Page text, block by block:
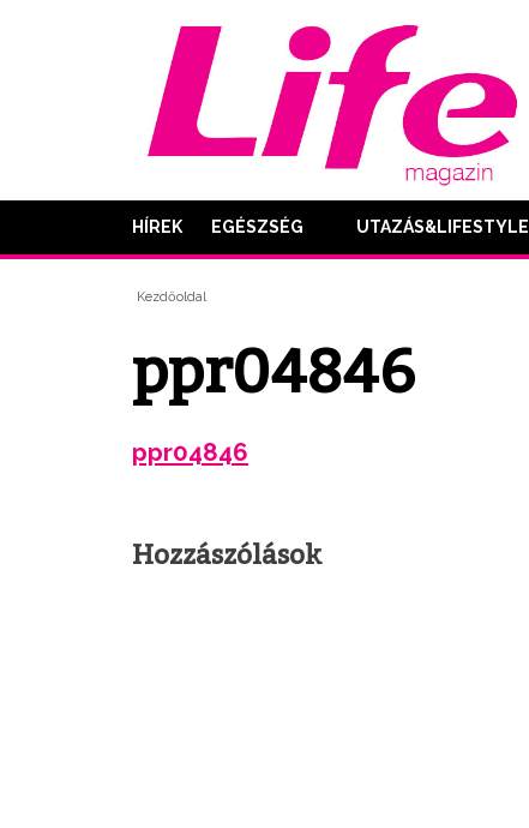
HÍREK EGÉSZSÉG UTAZÁS&LIFESTYLE
Kezdőoldal
ppr04846
ppr04846
Hozzászólások